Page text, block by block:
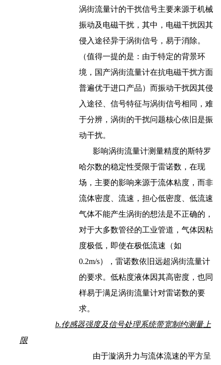
涡街流量计的干扰信号主要来源于机械
振动及电磁干扰，其中，电磁干扰因其
侵入途径异于涡街信号，易于消除。
（值得一提的是：由于特定的背景环
境，国产涡街流量计在抗电磁干扰方面
普遍优于进口产品）而振动干扰因其侵
入途径、信号特征与涡街信号相同，难
于分辨，涡街的干扰问题核心依旧是振
动干扰。
影响涡街流量计测量精度的斯特罗
哈尔数的稳定性受限于雷诺数，在现
场，主要的影响来源于流体粘度，而非
流体密度、流速，担心低密度、低流速
气体不能产生涡街的想法是不正确的，
对于大多数管径的工业管道，气体因粘
度极低，即使在极低流速（如
0.2m/s），雷诺数依旧远超涡街流量计
的要求。低粘度液体因其高密度，也同
样易于满足涡街流量计对雷诺数的要
求。
b.传感器强度及信号处理系统带宽制约测量上
限
由于漩涡升力与流体流速的平方呈